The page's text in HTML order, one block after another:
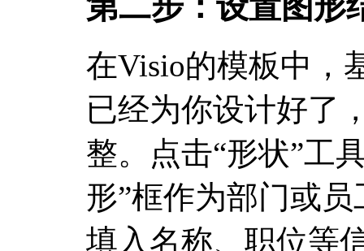
在Visio的模板中，
已经为你设计好了
整。点击“形状”工
形”框作为部门或
填入名称、职位等